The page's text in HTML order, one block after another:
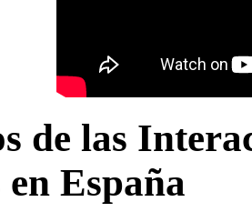
de las
España